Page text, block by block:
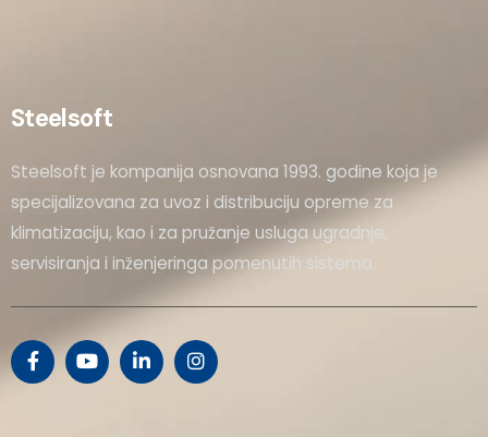
Steelsoft
Steelsoft je kompanija osnovana 1993. godine koja je
specijalizovana za uvoz i distribuciju opreme za
klimatizaciju, kao i za pružanje usluga ugradnje,
servisiranja i inženjeringa pomenutih sistema.